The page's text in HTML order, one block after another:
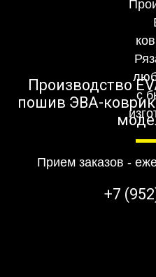
Производство
пошив ЭВА-
Прием заказов -
+7